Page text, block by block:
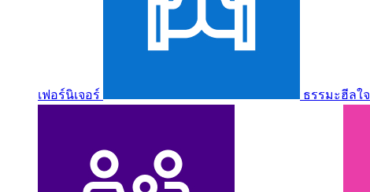
เฟอร์นิเจอร์ ธรรมะฮีลใจ